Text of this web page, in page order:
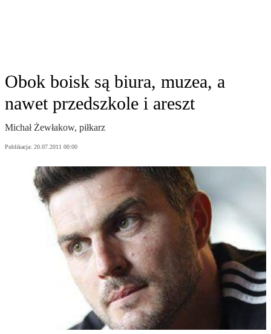
Obok boisk są biura, muzea, a
nawet przedszkole i areszt
Michał Żewłakow, piłkarz
Publikacja: 20.07.2011 00:00